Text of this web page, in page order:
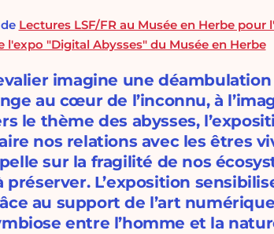
Lectures LSF/FR au Musée en Herbe
"Digital Abysses" du Musée en Herbe
imagine une
au cœur de l’inconnu, à
le thème des abysses,
nos relations avec les êtres
sur la fragilité de nos
préserver. L’exposition
au support de l’art
entre l’homme et la